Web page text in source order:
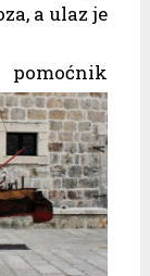
a ulaz je